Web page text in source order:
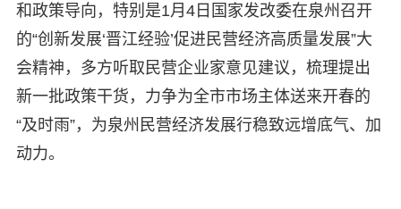
和政策导向，特别是1月4日国家发改委在泉州召开
的“创新发展‘晋江经验’促进民营经济高质量发展”大
会精神，多方听取民营企业家意见建议，梳理提出
新一批政策干货，力争为全市市场主体送来开春的
“及时雨”，为泉州民营经济发展行稳致远增底气、加
动力。